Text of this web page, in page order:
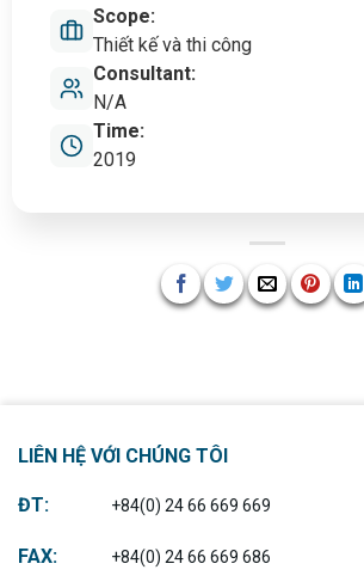
Scope:
Thiết kế và thi công
Consultant:
N/A
Time:
2019
LIÊN HỆ VỚI CHÚNG TÔI
ĐT: +84(0) 24 66 669 669
FAX: +84(0) 24 66 669 686